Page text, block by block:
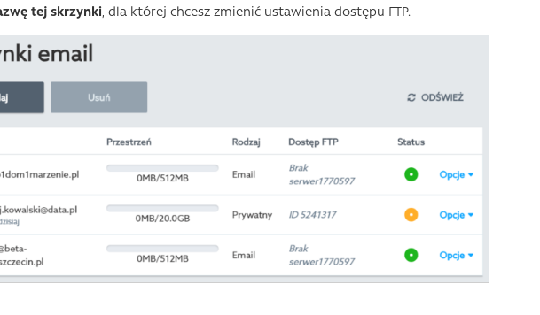
tej skrzynki , dla której chcesz zmienić ustawienia dostępu FTP.